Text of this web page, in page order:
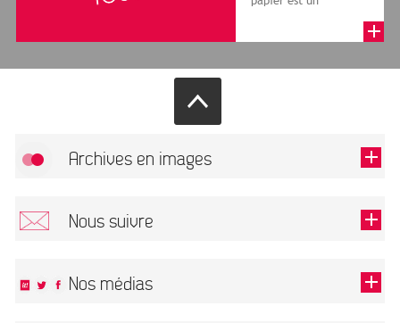
végétales réduite...
Archives en images
Nous suivre
Nos médias